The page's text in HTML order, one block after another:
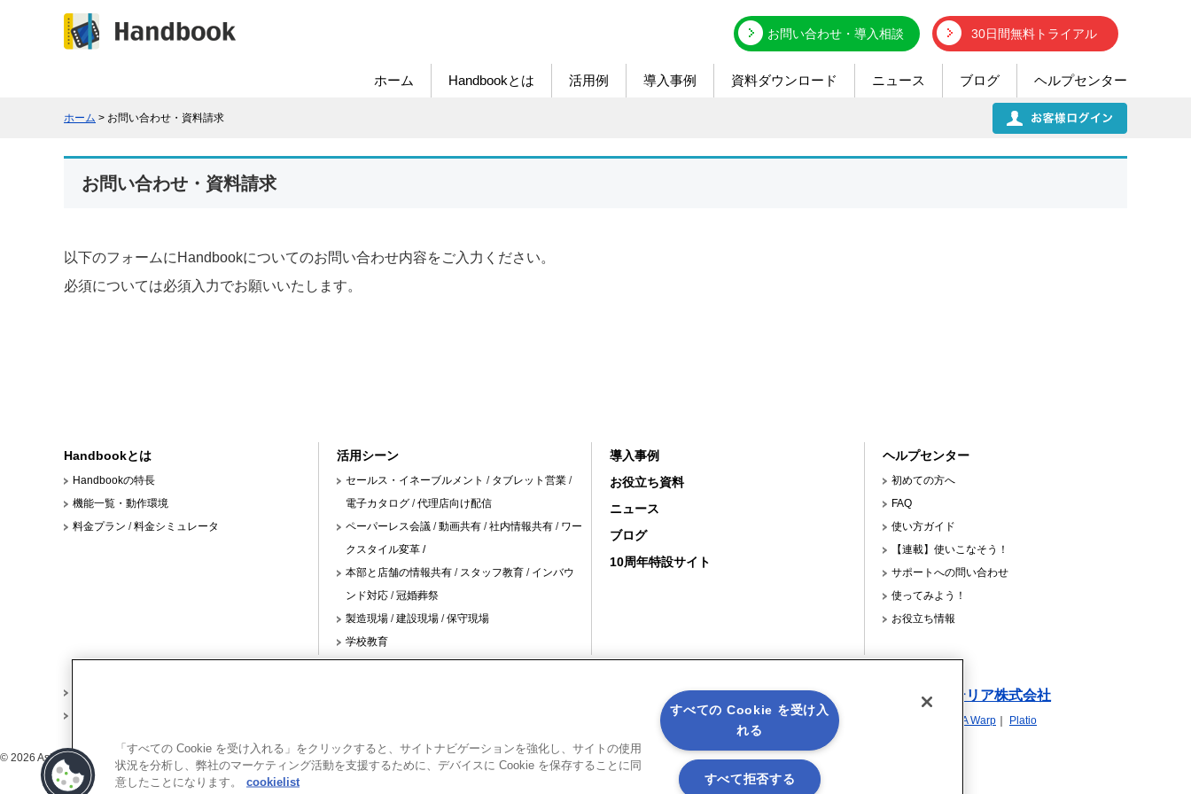
お問い合わせ・導入相談 30日間無料トライアル
ホーム Handbookとは 活用例 導入事例 資料ダウンロード ニュース ブログ ヘルプセンター
ホーム > お問い合わせ・資料請求
お問い合わせ・資料請求
以下のフォームにHandbookについてのお問い合わせ内容をご入力ください。
必須については必須入力でお願いいたします。
Handbookとは
Handbookの特長
機能一覧・動作環境
料金プラン /料金シミュレータ
活用シーン
セールス・イネーブルメント / タブレット営業 /
電子カタログ /代理店向け配信
ペーパーレス会議 /動画共有 /社内情報共有 / ワー
クスタイル変革 /
本部と店舗の情報共有 / スタッフ教育 / インバウ
ンド対応 /冠婚葬祭
製造現場 /建設現場 /保守現場
学校教育
導入事例
お役立ち資料
ニュース
ブログ
10周年特設サイト
ヘルプセンター
初めての方へ
FAQ
使い方ガイド
【連載】使いこなそう！
サポートへの問い合わせ
使ってみよう！
お役立ち情報
サイトマップ
アプリダウンロード
アステリア株式会社
ASTERIA Warp Platio
© 2026 Asteria Corporation
「すべての Cookie を受け入れる」をクリックすると、サイトナビゲーションを強化し、サイトの使用
状況を分析し、弊社のマーケティング活動を支援するために、デバイスに Cookie を保存することに同
意したことになります。
cookielist
すべての Cookie を受け入
れる
すべて拒否する